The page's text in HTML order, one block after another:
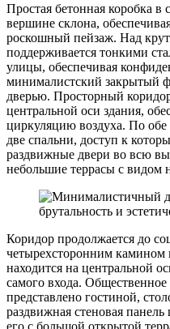
Простая бетонная коробка в
вершине склона,
роскошный пейзаж. Над
поддерживается тонкими
улицы, обеспечивая
минималистский закрытый
дверью. Просторный
центральной оси здания,
циркуляцию воздуха. По обе
две спальни, доступ к
раздвижные двери во всю
небольшие террасы с
Коридор продолжается до
четырехсторонним камином
находится на центральной
самого входа.
представлено гостиной,
раздвижная стеновая
его с большой открытой